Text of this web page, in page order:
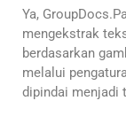
Ya,
mengekstrak
berdasarkan
melalui
dipindai menjadi